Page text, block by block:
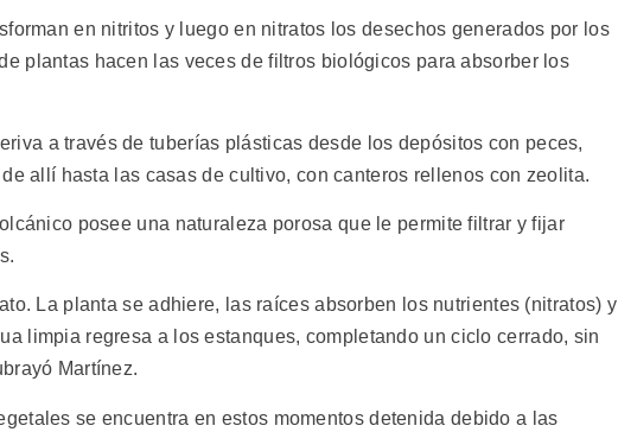
en nitritos y luego en nitratos los desechos generados por los
plantas hacen las veces de filtros biológicos para absorber los
a través de tuberías plásticas desde los depósitos con peces,
allí hasta las casas de cultivo, con canteros rellenos con zeolita.
posee una naturaleza porosa que le permite filtrar y fijar
La planta se adhiere, las raíces absorben los nutrientes (nitratos) y
limpia regresa a los estanques, completando un ciclo cerrado, sin
Martínez.
se encuentra en estos momentos detenida debido a las